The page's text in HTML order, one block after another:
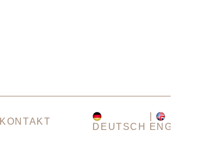
KONTAKT
DEUTSCH ENGLISH